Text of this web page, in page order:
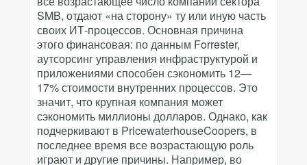
SMB, отдают «на сторону» ту или иную часть
своих ИТ-процессов. Основная причина
этого финансовая: по данным Forrester,
аутсорсинг управления инфраструктурой и
приложениями способен сэкономить 12—
17% стоимости внутренних процессов. Это
значит, что крупная компания может
сэкономить миллионы долларов. Однако, как
подчеркивают в PricewaterhouseCoopers, в
последнее время все возрастающую роль
играют и другие причины. Например, во